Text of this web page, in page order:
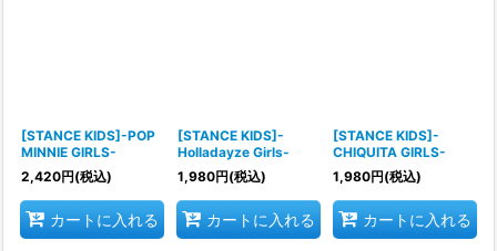
[STANCE KIDS]-POP
MINNIE GIRLS-
2,420円(税込)
カートに入れる
[STANCE KIDS]-
Holladayze Girls-
1,980円(税込)
カートに入れる
[STANCE KIDS]-
CHIQUITA GIRLS-
1,980円(税込)
カートに入れる